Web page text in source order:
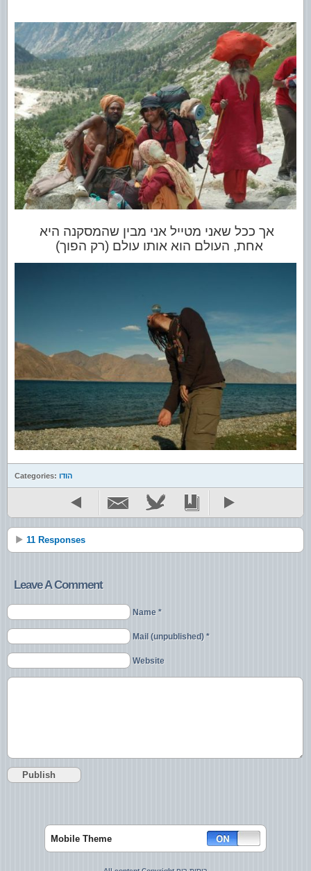
אך ככל שאני מטייל אני מבין שהמסקנה היא
אחת, העולם הוא אותו עולם (רק הפוך)
Categories: הודו
11 Responses
Leave A Comment
Name *
Mail (unpublished) *
Website
Mobile Theme